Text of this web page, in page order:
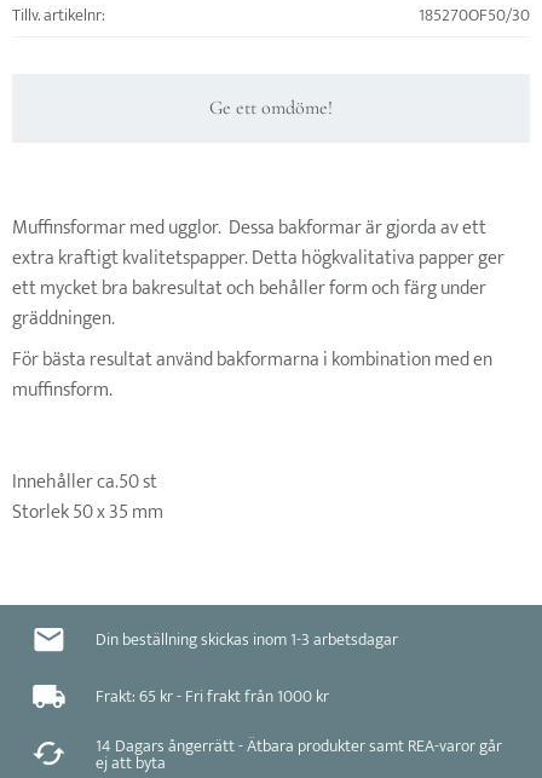
Tillv. artikelnr
185270OF50/30
Ge ett omdöme!
Muffinsformar med ugglor. Dessa bakformar är gjorda av ett
extra kraftigt kvalitetspapper. Detta högkvalitativa papper ger
ett mycket bra bakresultat och behåller form och färg under
gräddningen.
För bästa resultat använd bakformarna i kombination med en
muffinsform.
Innehåller ca.50 st
Storlek 50 x 35 mm
Din beställning skickas inom 1-3 arbetsdagar
Frakt: 65 kr - Fri frakt från 1000 kr
14 Dagars ångerrätt - Ätbara produkter samt REA-varor går
ej att byta